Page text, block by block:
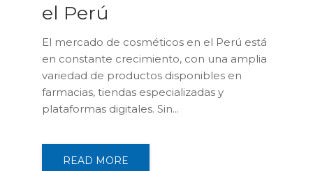
el Perú
El mercado de cosméticos en el Perú está
en constante crecimiento, con una amplia
variedad de productos disponibles en
farmacias, tiendas especializadas y
plataformas digitales. Sin...
READ MORE